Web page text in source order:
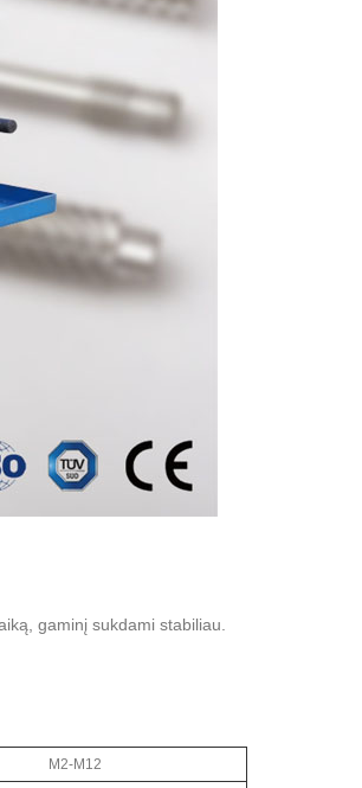
gaminį sukdami stabiliau.
M2-M12